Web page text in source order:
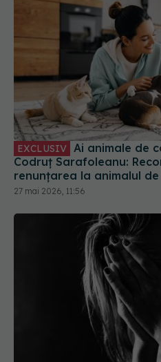
EXCLUSIV
Codruț Sarafoleanu:
renunțarea la animalul
27 mai 2026, 11:56